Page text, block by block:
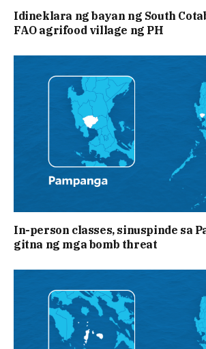
Idineklara ng bayan ng South
FAO agrifood village ng PH
In-person classes, sinuspinde sa
gitna ng mga bomb threat